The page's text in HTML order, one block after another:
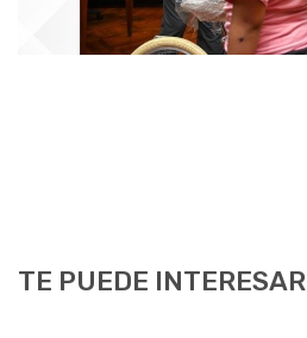
TE PUEDE INTERESAR